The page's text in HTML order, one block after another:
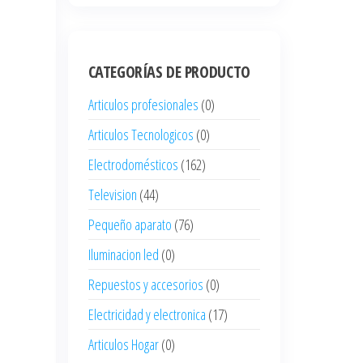
CATEGORÍAS DE PRODUCTO
Articulos profesionales (0)
Articulos Tecnologicos (0)
Electrodomésticos (162)
Television (44)
Pequeño aparato (76)
Iluminacion led (0)
Repuestos y accesorios (0)
Electricidad y electronica (17)
Articulos Hogar(0)